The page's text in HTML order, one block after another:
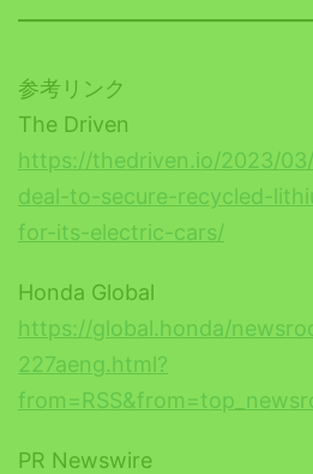
参考リンク
The Driven
https://thedriven.io/2023/
deal-to-secure-recycled-
for-its-electric-cars/
Honda Global
https://global.honda/
227aeng.html?
PR Newswire